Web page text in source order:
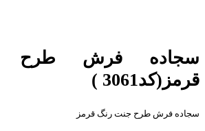
سجاده فرش طرح
قرمز(کد3061 )
سجاده فرش طرح جنت رنگ قرمز